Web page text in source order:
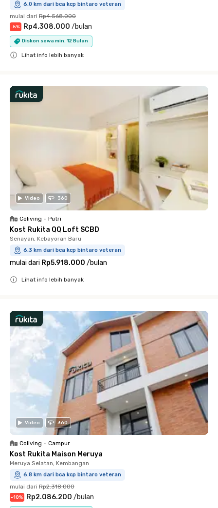
6.0 km dari bca kcp bintaro veteran
mulai dari Rp4.568.000
-5% Rp4.308.000 /bulan
Diskon sewa min. 12 Bulan
Lihat info lebih banyak
Video 360
Coliving • Putri
Kost Rukita QQ Loft SCBD
Senayan, Kebayoran Baru
6.3 km dari bca kcp bintaro veteran
mulai dari Rp5.918.000 /bulan
Lihat info lebih banyak
Video 360
Coliving • Campur
Kost Rukita Maison Meruya
Meruya Selatan, Kembangan
6.8 km dari bca kcp bintaro veteran
mulai dari Rp2.318.000
-10% Rp2.086.200 /bulan